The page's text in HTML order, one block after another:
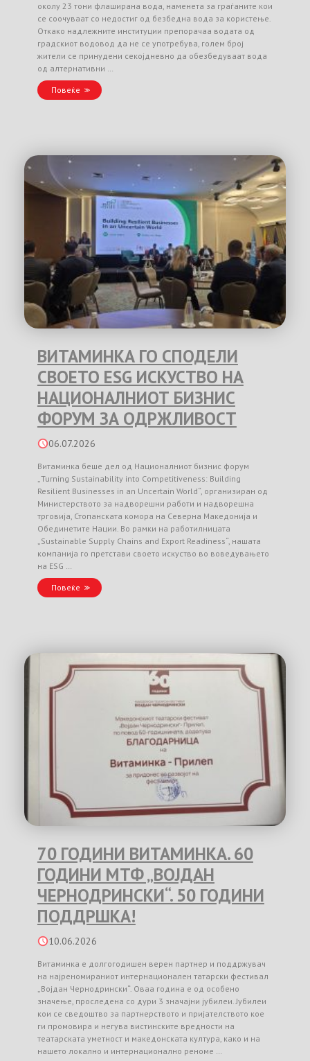
околу 23 тони флаширана вода, наменета за граѓаните кои
се соочуваат со недостиг од безбедна вода за користење.
Откако надлежните институции препорачаа водата од
градскиот водовод да не се употребува, голем број
жители се принудени секојдневно да обезбедуваат вода
од алтернативни …
Повеќе
ВИТАМИНКА ГО СПОДЕЛИ
СВОЕТО ESG ИСКУСТВО НА
НАЦИОНАЛНИОТ БИЗНИС
ФОРУМ ЗА ОДРЖЛИВОСТ
06.07.2026
Витаминка беше дел од Националниот бизнис форум
„Turning Sustainability into Competitiveness: Building
Resilient Businesses in an Uncertain World“, организиран од
Министерството за надворешни работи и надворешна
трговија, Стопанската комора на Северна Македонија и
Обединетите Нации. Во рамки на работилницата
„Sustainable Supply Chains and Export Readiness“, нашата
компанија го претстави своето искуство во воведувањето
на ESG …
Повеќе
70 ГОДИНИ ВИТАМИНКА. 60
ГОДИНИ МТФ „ВОЈДАН
ЧЕРНОДРИНСКИ“. 50 ГОДИНИ
ПОДДРШКА!
10.06.2026
Витаминка е долгогодишен верен партнер и поддржувач
на најреномираниот интернационален татарски фестивал
„Војдан Чернодрински“. Оваа година е од особено
значење, проследена со дури 3 значајни јубилеи. Јубилеи
кои се сведоштво за партнерството и пријателството кое
ги промовира и негува вистинските вредности на
театарската уметност и македонската култура, како и на
нашето локално и интернационално реноме …